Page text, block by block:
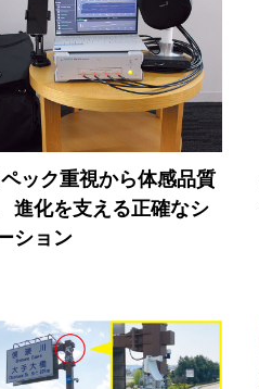
ック重視から体感品質
化を支える正確なシ
ション